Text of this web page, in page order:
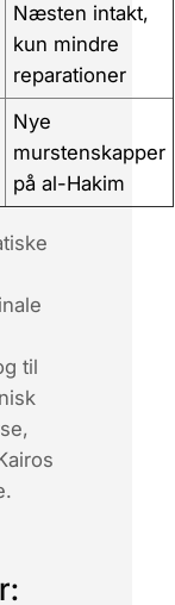
Næsten intakt,
kun mindre
reparationer
Nye
murstenskapper
på al-Hakim
til